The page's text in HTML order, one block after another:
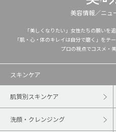
美容情報／ニュ
「美しくなりたい」女性たちの願いを
「肌・心・体のキレイは自分で磨く」をテ
プロの視点でコスメ・
スキンケア
肌質別スキンケア
洗顔・クレンジング